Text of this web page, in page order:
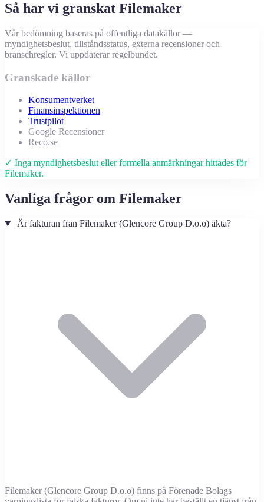
Så har vi granskat Filemaker
Vår bedömning baseras på offentliga datakällor —
myndighetsbeslut, tillståndsstatus, externa recensioner och
branschregler. Vi uppdaterar regelbundet.
Granskade källor
Konsumentverket
Finansinspektionen
Trustpilot
Google Recensioner
Reco.se
✓ Inga myndighetsbeslut eller formella anmärkningar hittades för
Filemaker.
Vanliga frågor om Filemaker
Är fakturan från Filemaker (Glencore Group D.o.o) äkta?
Filemaker (Glencore Group D.o.o) finns på Förenade Bolags